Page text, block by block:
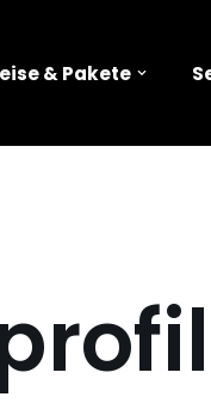
& Pakete